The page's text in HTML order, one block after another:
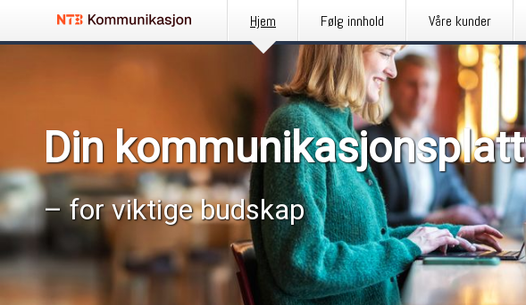
Hjem Følg innhold Våre kunder
Din
– for viktige budskap